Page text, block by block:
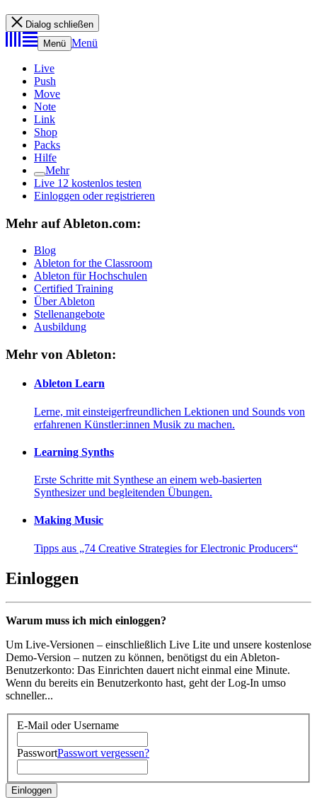
Dialog schließen
Menü Menü
Live
Push
Move
Note
Link
Shop
Packs
Hilfe
Mehr
Live 12 kostenlos testen
Einloggen oder registrieren
Mehr auf Ableton.com:
Blog
Ableton for the Classroom
Ableton für Hochschulen
Certified Training
Über Ableton
Stellenangebote
Ausbildung
Mehr von Ableton:
Ableton Learn
Lerne, mit einsteigerfreundlichen Lektionen und Sounds von
erfahrenen Künstler:innen Musik zu machen.
Learning Synths
Erste Schritte mit Synthese an einem web-basierten
Synthesizer und begleitenden Übungen.
Making Music
Tipps aus „74 Creative Strategies for Electronic Producers“
Einloggen
Warum muss ich mich einloggen?
Um Live-Versionen – einschließlich Live Lite und unsere kostenlose
Demo-Version – nutzen zu können, benötigst du ein Ableton-
Benutzerkonto: Das Einrichten dauert nicht einmal eine Minute.
Wenn du bereits ein Benutzerkonto hast, geht der Log-In umso
schneller...
E-Mail oder Username
PasswortPasswort vergessen?